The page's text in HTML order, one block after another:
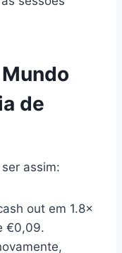
de
assim:
out em 1.8×
€0,09.